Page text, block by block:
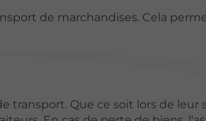
de marchandises. Cela
transport. Que ce soit lors de leur